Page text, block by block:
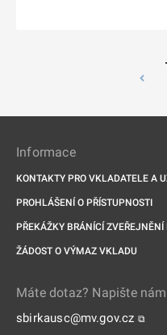
Informace
KONTAKTY PRO VKLADATELE A
PROHLÁŠENÍ O PŘÍSTUPNOSTI
PŘEKÁŽKY BRÁNÍCÍ ZVEŘEJNĚNÍ
ŽÁDOST O VÝMAZ VKLADU
Máte dotaz? Napište nám
sbirkausc@mv.gov.cz ⧉